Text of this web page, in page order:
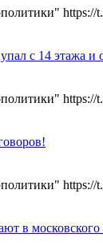
https://
с 14 этажа и
https://
https://
в московского